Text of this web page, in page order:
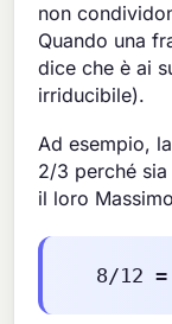
non
Quando una
dice che è ai
irriducibile).
Ad esempio,
2/3 perché
il loro
8/12